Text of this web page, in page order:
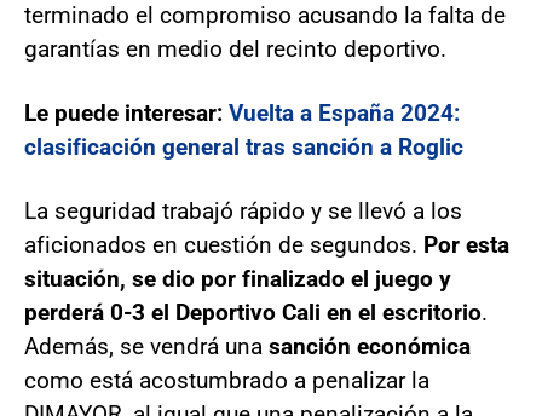
terminado el compromiso acusando la falta de
garantías en medio del recinto deportivo.
Le puede interesar: Vuelta a España 2024:
clasificación general tras sanción a Roglic
La seguridad trabajó rápido y se llevó a los
aficionados en cuestión de segundos. Por esta
situación, se dio por finalizado el juego y
perderá 0-3 el Deportivo Cali en el escritorio.
Además, se vendrá una sanción económica
como está acostumbrado a penalizar la